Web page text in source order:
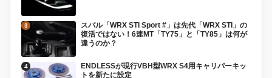
スバル「WRX STI Sport #」は先代「WRX STI」の
復活ではない！6速MT「TY75」と「TY85」は何が
違うのか？
ENDLESSが現行VBH型WRX S4用キャリパーキッ
トを新たに設定